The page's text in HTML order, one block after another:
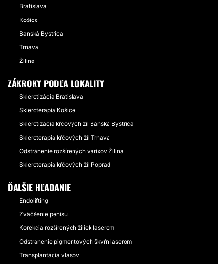
Bratislava
Košice
Banská Bystrica
Trnava
Žilina
ZÁKROKY PODĽA LOKALITY
Sklerotizácia Bratislava
Skleroterapia Košice
Sklerotizácia kŕčových žíl Banská Bystrica
Skleroterapia kŕčových žíl Trnava
Odstránenie rozšírených varixov Žilina
Skleroterapia kŕčových žíl Poprad
ĎALŠIE HĽADANIE
Endolifting
Zväčšenie penisu
Korekcia rozšírených žiliek laserom
Odstránenie pigmentových škvŕn laserom
Transplantácia vlasov